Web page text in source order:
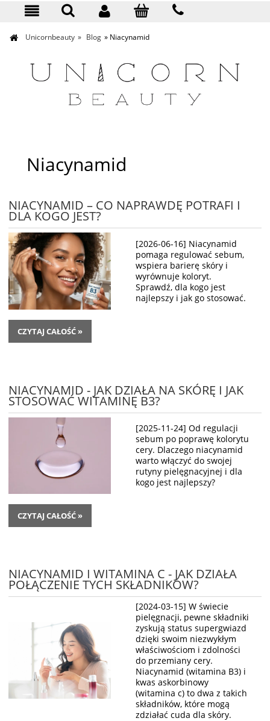
Unicornbeauty » Blog » Niacynamid
Niacynamid
NIACYNAMID – CO NAPRAWDĘ POTRAFI I
DLA KOGO JEST?
[2026-06-16] Niacynamid
pomaga regulować sebum,
wspiera barierę skóry i
wyrównuje koloryt.
Sprawdź, dla kogo jest
najlepszy i jak go stosować.
CZYTAJ CAŁOŚĆ »
NIACYNAMID - JAK DZIAŁA NA SKÓRĘ I JAK
STOSOWAĆ WITAMINĘ B3?
[2025-11-24] Od regulacji
sebum po poprawę kolorytu
cery. Dlaczego niacynamid
warto włączyć do swojej
rutyny pielęgnacyjnej i dla
kogo jest najlepszy?
CZYTAJ CAŁOŚĆ »
NIACYNAMID I WITAMINA C - JAK DZIAŁA
POŁĄCZENIE TYCH SKŁADNIKÓW?
[2024-03-15] W świecie
pielęgnacji, pewne składniki
zyskują status supergwiazd
dzięki swoim niezwykłym
właściwościom i zdolności
do przemiany cery.
Niacynamid (witamina B3) i
kwas askorbinowy
(witamina c) to dwa z takich
składników, które mogą
zdziałać cuda dla skóry.